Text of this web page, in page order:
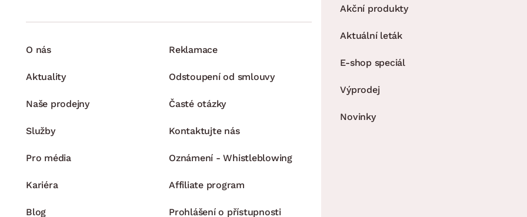
O nás
Aktuality
Naše prodejny
Služby
Pro média
Kariéra
Blog
Reklamace
Odstoupení od smlouvy
Časté otázky
Kontaktujte nás
Oznámení - Whistleblowing
Affiliate program
Prohlášení o přístupnosti
Akční produkty
Aktuální leták
E-shop speciál
Výprodej
Novinky